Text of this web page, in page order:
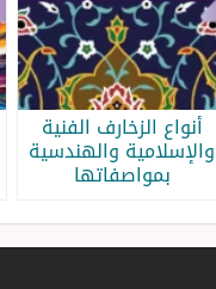
أنواع الزخارف الفنية
والإسلامية والهندسية
بمواصفاتها